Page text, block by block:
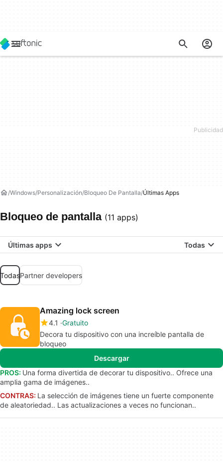
Windows Personalización Bloqueo De Pantalla Últimas Apps
Bloqueo de pantalla (11 apps)
Últimas apps Todas
TodasPartner developers
Amazing lock screen
4.1 Gratuito
Decora tu dispositivo con una increíble pantalla de
bloqueo
Descargar
PROS: Una forma divertida de decorar tu dispositivo.. Ofrece una
amplia gama de imágenes..
CONTRAS: La selección de imágenes tiene un fuerte componente
de aleatoriedad.. Las actualizaciones a veces no funcionan..